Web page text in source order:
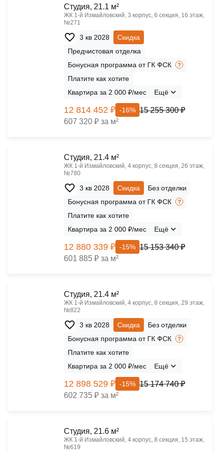
Cтудия, 21.1 м²
ЖК 1‑й Измайловский, 3 корпус, 6 секция, 16 этаж,
№271
3 кв 2028
Скидка
Предчистовая отделка
Бонусная программа от ГК ФСК
Платите как хотите
Квартира за 2 000 ₽/мес
Ещё
12 814 452 ₽ -16% 15 255 300 ₽
607 320 ₽ за м²
Cтудия, 21.4 м²
ЖК 1‑й Измайловский, 4 корпус, 8 секция, 26 этаж,
№780
3 кв 2028 Скидка
Без отделки
Бонусная программа от ГК ФСК
Платите как хотите
Квартира за 2 000 ₽/мес
Ещё
12 880 339 ₽ -15% 15 153 340 ₽
601 885 ₽ за м²
Cтудия, 21.4 м²
ЖК 1‑й Измайловский, 4 корпус, 8 секция, 29 этаж,
№822
3 кв 2028 Скидка
Без отделки
Бонусная программа от ГК ФСК
Платите как хотите
Квартира за 2 000 ₽/мес
Ещё
12 898 529 ₽ -15% 15 174 740 ₽
602 735 ₽ за м²
Cтудия, 21.6 м²
ЖК 1‑й Измайловский, 4 корпус, 8 секция, 15 этаж,
№619